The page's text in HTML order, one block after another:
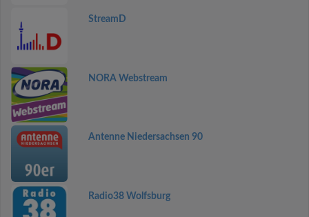
StreamD
NORA Webstream
Antenne Niedersachsen 90
Radio38 Wolfsburg